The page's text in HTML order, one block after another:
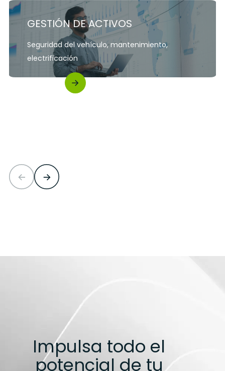
GESTIÓN DE ACTIVOS
Seguridad del vehículo, mantenimiento,
electrificación
Impulsa todo el
potencial de tu